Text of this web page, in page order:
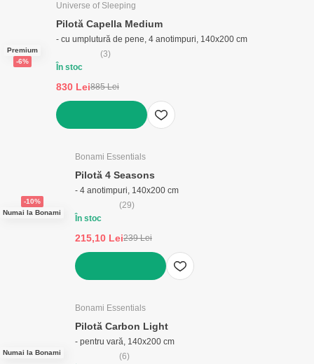
Premium
-6%
Universe of Sleeping
Pilotă Capella Medium
- cu umplutură de pene, 4 anotimpuri, 140x200 cm
(3)
În stoc
830 Lei885 Lei
-10%
Numai la Bonami
Bonami Essentials
Pilotă 4 Seasons
- 4 anotimpuri, 140x200 cm
(29)
În stoc
215,10 Lei239 Lei
Numai la Bonami
Bonami Essentials
Pilotă Carbon Light
- pentru vară, 140x200 cm
(6)